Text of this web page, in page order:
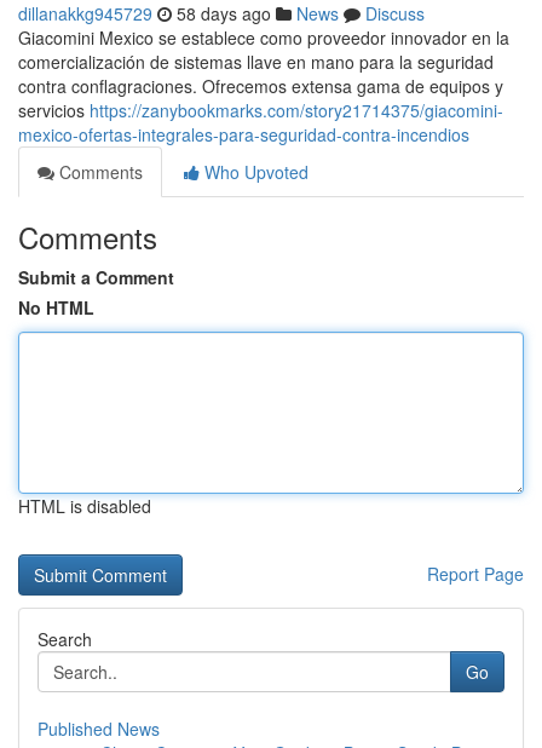
dillanakkg945729 58 days ago News
Discuss
Giacomini Mexico se establece como proveedor innovador en la
comercialización de sistemas llave en mano para la seguridad
contra conflagraciones. Ofrecemos extensa gama de equipos y
servicios https://zanybookmarks.com/story21714375/giacomini-
mexico-ofertas-integrales-para-seguridad-contra-incendios
Comments
Who Upvoted
Comments
Submit a Comment
No HTML
HTML is disabled
Report Page
Search
Go
Published News